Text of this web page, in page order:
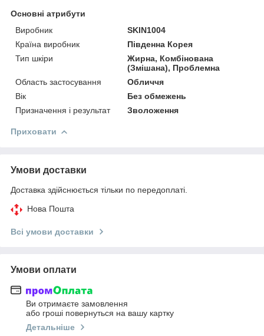
Основні атрибути
Виробник
SKIN1004
Країна виробник
Південна Корея
Тип шкіри
Жирна, Комбінована
(Змішана), Проблемна
Область застосування
Обличчя
Вік
Без обмежень
Призначення і результат
Зволоження
Приховати
Умови доставки
Доставка здійснюється тільки по передоплаті.
Нова Пошта
Всі умови доставки
Умови оплати
Ви отримаєте замовлення
або гроші повернуться на вашу картку
Детальніше